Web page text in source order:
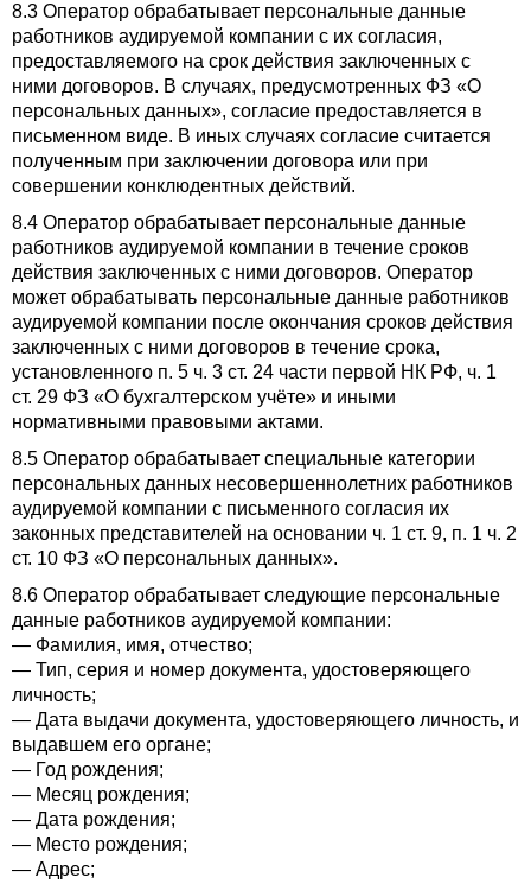
8.3 Оператор обрабатывает персональные данные
работников аудируемой компании с их согласия,
предоставляемого на срок действия заключенных с
ними договоров. В случаях, предусмотренных ФЗ «О
персональных данных», согласие предоставляется в
письменном виде. В иных случаях согласие считается
полученным при заключении договора или при
совершении конклюдентных действий.
8.4 Оператор обрабатывает персональные данные
работников аудируемой компании в течение сроков
действия заключенных с ними договоров. Оператор
может обрабатывать персональные данные работников
аудируемой компании после окончания сроков действия
заключенных с ними договоров в течение срока,
установленного п. 5 ч. 3 ст. 24 части первой НК РФ, ч. 1
ст. 29 ФЗ «О бухгалтерском учёте» и иными
нормативными правовыми актами.
8.5 Оператор обрабатывает специальные категории
персональных данных несовершеннолетних работников
аудируемой компании с письменного согласия их
законных представителей на основании ч. 1 ст. 9, п. 1 ч. 2
ст. 10 ФЗ «О персональных данных».
8.6 Оператор обрабатывает следующие персональные
данные работников аудируемой компании:
— Фамилия, имя, отчество;
— Тип, серия и номер документа, удостоверяющего
личность;
— Дата выдачи документа, удостоверяющего личность, и
выдавшем его органе;
— Год рождения;
— Месяц рождения;
— Дата рождения;
— Место рождения;
— Адрес;